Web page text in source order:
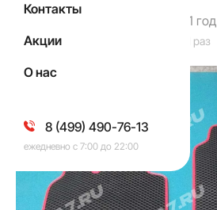
Контакты
Акции
О нас
8 (499) 490-76-13
ежедневно с 7:00 до 22:00
Гарантия производителя 1 год
Код товара: 3474 Товар заказан: 231 раз